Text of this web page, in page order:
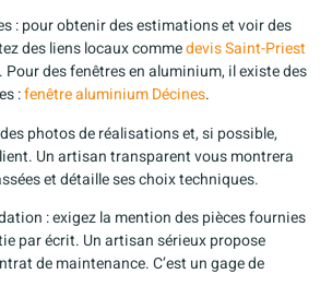
: pour obtenir des estimations et voir des
des liens locaux commedevis Saint-Priest
. Pour des fenêtres en aluminium, il existe des
:fenêtre aluminium Décines.
photos de réalisations et, si possible,
Un artisan transparent vous montrera
et détaille ses choix techniques.
: exigez la mention des pièces fournies
par écrit. Un artisan sérieux propose
de maintenance. C’est un gage de